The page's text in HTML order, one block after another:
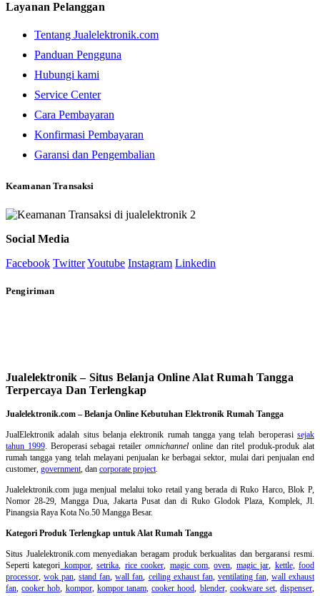
Layanan Pelanggan
Tentang Jualelektronik.com
Panduan Pengguna
Hubungi kami
Service Center
Cara Pembayaran
Konfirmasi Pembayaran
Garansi dan Pengembalian
Keamanan Transaksi
Social Media
Facebook TwitterYoutube Instagram Linkedin
Pengiriman
Jualelektronik – Situs Belanja Online Alat Rumah Tangga
Terpercaya Dan Terlengkap
Jualelektronik.com – Belanja Online Kebutuhan Elektronik Rumah Tangga
JualElektronik adalah situs belanja elektronik rumah tanggayang telah beroperasisejak
tahun 1999. Beroperasi sebagai retaileromnichannel online dan ritel produk-produk alat
rumah tangga yang telah melayani penjualan ke berbagai sektor, mulai dari penjualan end
customer, government, dan corporate project.
Jualelektronik.com juga menjual melalui toko retail yang berada di Ruko Harco, Blok P,
Nomor 28-29, Mangga Dua, Jakarta Pusat dan di Ruko Glodok Plaza, Komplek, Jl.
Pinangsia Raya Kota No.50 Mangga Besar.
Kategori Produk Terlengkap untuk Alat Rumah Tangga
Situs Jualelektronik.com menyediakan beragam produk berkualitas dan bergaransi resmi.
Seperti kategori kompor,setrika, rice cooker, magic com,oven, magic jar, kettle,food
processor,wok pan,stand fan,wall fan, ceiling exhaust fan, ventilating fan, wall exhaust
fan,cooker hob, kompor, kompor tanam,cooker hood, blender, cookware set,dispenser,